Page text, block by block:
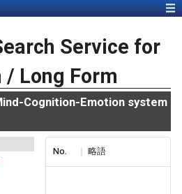
Service for
Long Form
Cognition-Emotion system
No. 略語